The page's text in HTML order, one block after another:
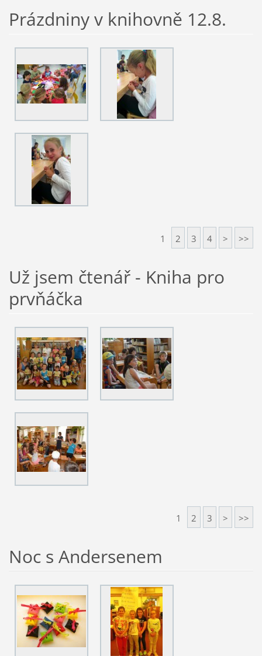
Prázdniny v knihovně 12.8.
1 2 3 4 > >>
Už jsem čtenář - Kniha pro
prvňáčka
1 2 3 > >>
Noc s Andersenem